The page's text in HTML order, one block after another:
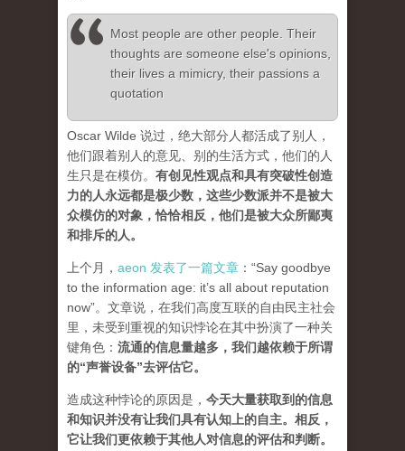
Most people are other people. Their
thoughts are someone else's opinions,
their lives a mimicry, their passions a
quotation
Oscar Wilde 说过，绝大部分人都活成了别人，
他们跟着别人的意见、别的生活方式，他们的人
生只是在模仿。 有创见性观点和具有突破性创造
力的人永远都是极少数，这些少数派并不是被大
众模仿的对象，恰恰相反，他们是被大众所鄙夷
和排斥的人。
上个月， aeon 发表了一篇文章 ：“Say goodbye
to the information age: it’s all about reputation
now”。文章说，在我们高度互联的自由民主社会
里，未受到重视的知识悖论在其中扮演了一种关
键角色： 流通的信息量越多，我们越依赖于所谓
的“声誉设备”去评估它。
造成这种悖论的原因是， 今天大量获取到的信息
和知识并没有让我们具有认知上的自主。相反，
它让我们更依赖于其他人对信息的评估和判断。